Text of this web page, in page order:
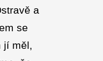
a
se
jí měl,